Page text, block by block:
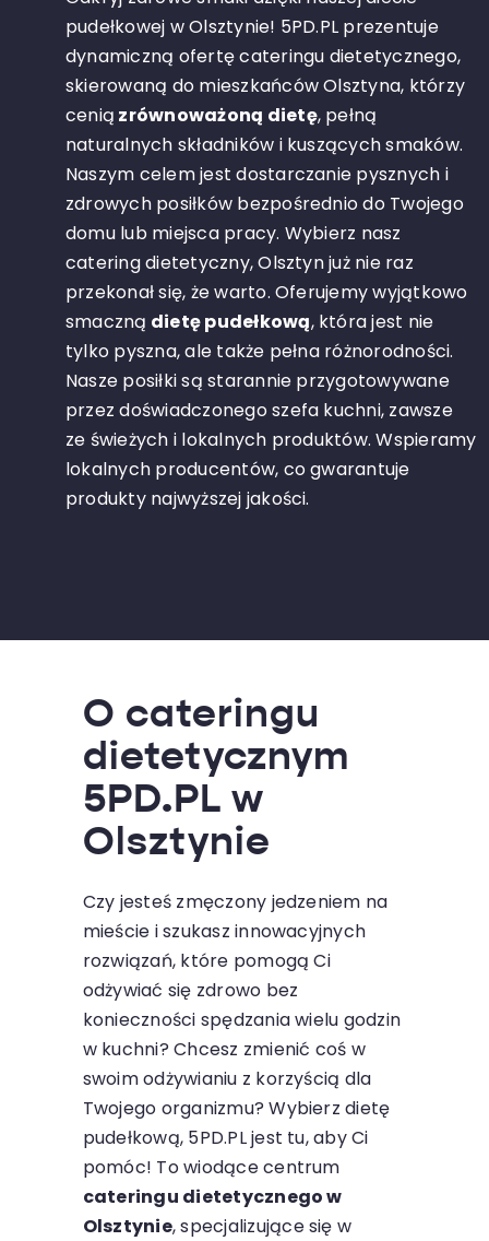
pudełkowej w Olsztynie! 5PD.PL prezentuje
dynamiczną ofertę cateringu dietetycznego,
skierowaną do mieszkańców Olsztyna, którzy
cenią zrównoważoną dietę, pełną
naturalnych składników i kuszących smaków.
Naszym celem jest dostarczanie pysznych i
zdrowych posiłków bezpośrednio do Twojego
domu lub miejsca pracy. Wybierz nasz
catering dietetyczny, Olsztyn już nie raz
przekonał się, że warto. Oferujemy wyjątkowo
smaczną dietę pudełkową, która jest nie
tylko pyszna, ale także pełna różnorodności.
Nasze posiłki są starannie przygotowywane
przez doświadczonego szefa kuchni, zawsze
ze świeżych i lokalnych produktów. Wspieramy
lokalnych producentów, co gwarantuje
produkty najwyższej jakości.
O cateringu
dietetycznym
5PD.PL w
Olsztynie
Czy jesteś zmęczony jedzeniem na
mieście i szukasz innowacyjnych
rozwiązań, które pomogą Ci
odżywiać się zdrowo bez
konieczności spędzania wielu godzin
w kuchni? Chcesz zmienić coś w
swoim odżywianiu z korzyścią dla
Twojego organizmu? Wybierz dietę
pudełkową, 5PD.PL jest tu, aby Ci
pomóc! To wiodące centrum
cateringu dietetycznego w
Olsztynie, specjalizujące się w